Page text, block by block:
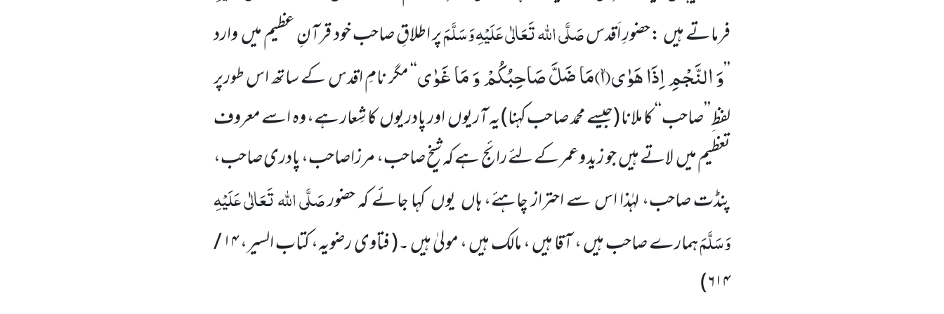
فرماتے ہیں :حضورِ اَقدسصَلَّی اللہ تَعَالٰی عَلَیْہِوَسَلَّمَپر اطلاقِ صاحب خود قرآنِ عظیم میں وارد
’’وَ النَّجْمِ اِذَا هَوٰىۙ(۱)مَا ضَلَّ صَاحِبُكُمْ وَ مَا غَوٰى‘‘ مگر نامِ اقدس کے ساتھ اس طورپر
لفظ ِ’’صاحب‘‘ کا ملانا(جیسے محمد صاحب کہنا)یہ آریوں اور پادریوں کا شِعار ہے، وہ اسے معروف
تعظیم میں لاتے ہیں جو زید وعمر کے لئے رائج ہے کہ شیخ صاحب، مرزاصاحب، پادری صاحب،
پنڈت صاحب، لہٰذا اس سے احتراز چاہئے، ہاں یوں کہا جائے کہ حضورصَلَّی اللہ تَعَالٰی عَلَیْہِ
وَسَلَّمَہمارے صاحب ہیں ، آقا ہیں ، مالک ہیں ، مولیٰ ہیں ۔(فتاوی رضویہ، کتاب السیر، ۱۴ /
۶۱۴)